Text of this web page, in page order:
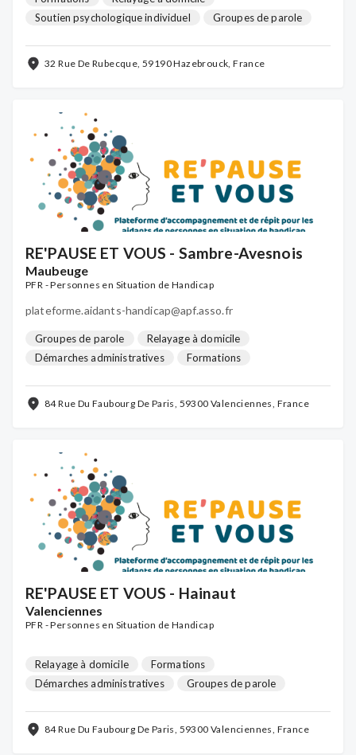
Soutien psychologique individuel
Groupes de parole
Soutien téléphonique
32 Rue De Rubecque, 59190 Hazebrouck, France
RE'PAUSE ET VOUS - Sambre-Avesnois
Maubeuge
PFR - Personnes en Situation de Handicap
plateforme.aidants-handicap@apf.asso.fr
Groupes de parole
Relayage à domicile
Démarches administratives
Formations
84 Rue Du Faubourg De Paris, 59300 Valenciennes, France
RE'PAUSE ET VOUS - Hainaut
Valenciennes
PFR - Personnes en Situation de Handicap
Relayage à domicile
Formations
Démarches administratives
Groupes de parole
84 Rue Du Faubourg De Paris, 59300 Valenciennes, France